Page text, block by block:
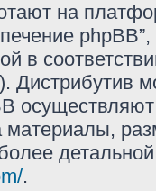
на
в
Дистрибутив
материалы,
.